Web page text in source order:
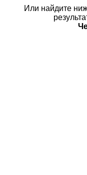
Или найдите